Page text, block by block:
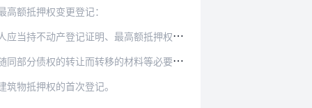
额抵押权变更登记：
抵押权担保的债权已确定的材料等必要材料，申…
等必要材料，申请办理最高额抵押权转移登记。
物抵押权的首次登记。